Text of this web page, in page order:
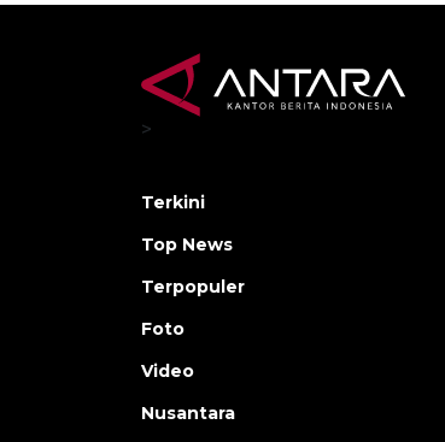
>
Terkini
Top News
Terpopuler
Foto
Video
Nusantara